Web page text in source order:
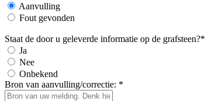
Aanvulling
Fout gevonden
Staat de door u geleverde informatie op de grafsteen?*
Ja
Nee
Onbekend
Bron van aanvulling/correctie: *